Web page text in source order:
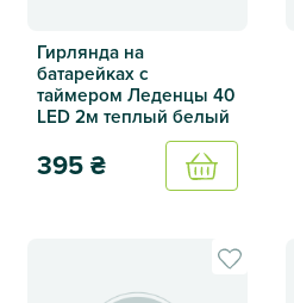
Гирлянда на
батарейках с
таймером Леденцы 40
LED 2м теплый белый
395₴
Купить